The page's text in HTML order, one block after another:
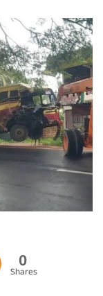
0
Shares